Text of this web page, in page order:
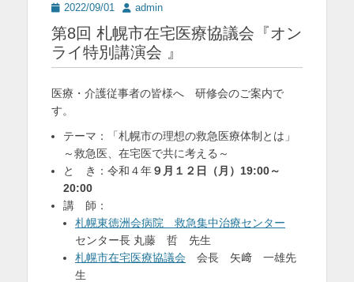
投
日
2022/09/01
投
者
admin
第8回 札幌市在宅医療協議会『オン
ライ特別講演会 』
医療・介護従事者の皆様へ 研修会のご案内で
す。
テーマ：「札幌市の理想の救急医療体制とは」
～救急医、在宅医で共に考える～
と き：令和４年９月１２日（月）19:00～
20:00
講 師：
札幌東徳洲会病院 救急集中治療センター
センター長 丸藤 哲 先生
札幌市在宅医療協議会 会長 矢﨑 一雄先
生